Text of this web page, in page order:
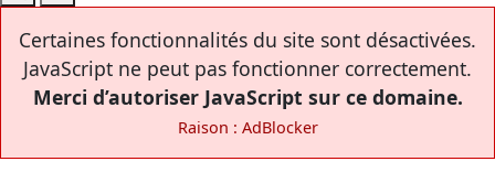
Certaines fonctionnalités du site sont désactivées.
JavaScript ne peut pas fonctionner correctement.
Merci d’autoriser JavaScript sur ce domaine.
Raison : AdBlocker